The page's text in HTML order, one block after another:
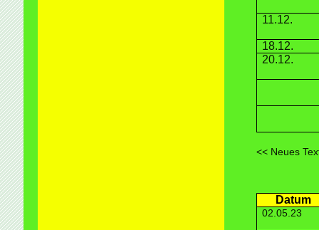
11.12.
18.12.
20.12.
<< Neues
Datum
02.05.23